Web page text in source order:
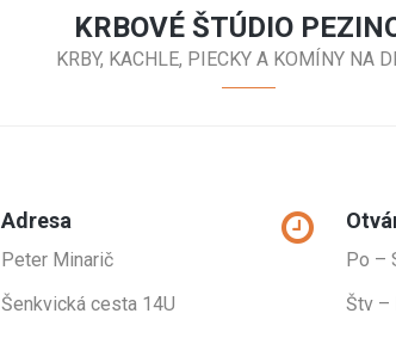
KRBOVÉ ŠTÚDIO
KRBY, KACHLE, PIECKY A KOMÍNY NA
Adresa
Peter Minarič
Šenkvická cesta 14U
Po –
Štv –